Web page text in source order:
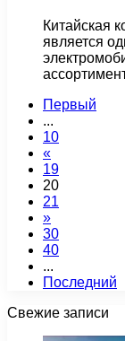
Китайская
является
Первый
...
10
«
19
20
21
»
30
40
...
Последний
Свежие записи